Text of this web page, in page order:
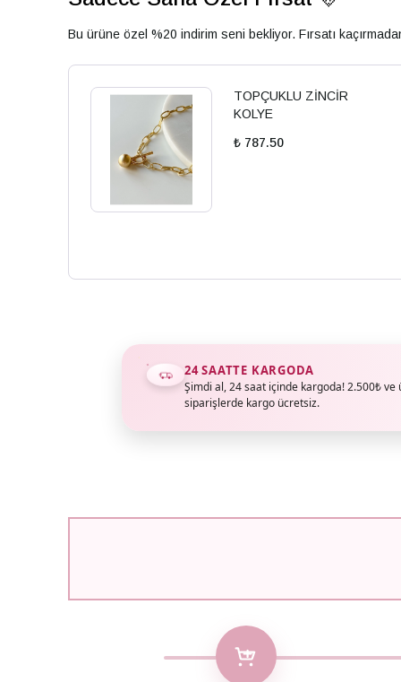
Bu ürüne özel %20 indirim seni bekliyor. Fırsatı
TOPÇUKLU ZİNCİR
KOLYE
₺ 787.50
24 SAATTE KARGODA
Şimdi al, 24 saat içinde kargoda! 2.500₺ ve
siparişlerde kargo ücretsiz.